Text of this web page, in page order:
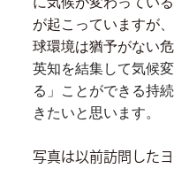
が起こっていますが
球環境は猶予がない
英知を結集して気候
る」ことができる持
きたいと思います。
写真は以前訪問したヨ